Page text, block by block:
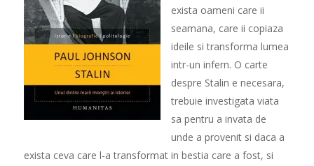
exista oameni care ii
seamana, care ii copiaza
ideile si transforma lumea
intr-un infern. O carte
despre Stalin e necesara,
trebuie investigata viata
sa pentru a invata de
unde a provenit si daca a
exista ceva care l-a transformat in bestia care a fost, si